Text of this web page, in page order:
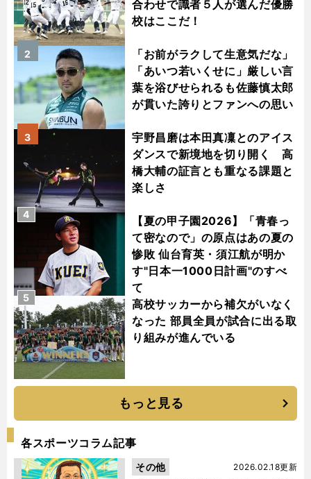
合わせで識者５人が選んだ優勝
校はここだ！
「お前がラクして生意気だな」
「あいつ若いくせに」厳しい言
葉を浴びせられるも佐藤慎太郎
が貫いた誇りとファンへの思い
2
宇野昌磨は本田真凜とのアイス
ダンスで新境地を切り開く 高
橋大輔の証言とも重なる課題と
楽しさ
3
【夏の甲子園2026】「青春っ
て密なので」の原点はあの夏の
惨敗 仙台育英・須江航が明か
す"日本一1000日計画"のすべ
て
4
高校サッカーから補欠がいなく
なった 部員全員が試合に出る取
り組みが進んでいる
5
もっと見る
各スポーツコラム記事
2026.02.18更新
その他